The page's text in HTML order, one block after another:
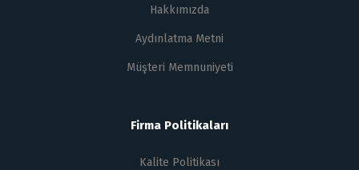
Hakkımızda
Aydınlatma Metni
Müşteri Memnuniyeti
Firma Politikaları
Kalite Politikası